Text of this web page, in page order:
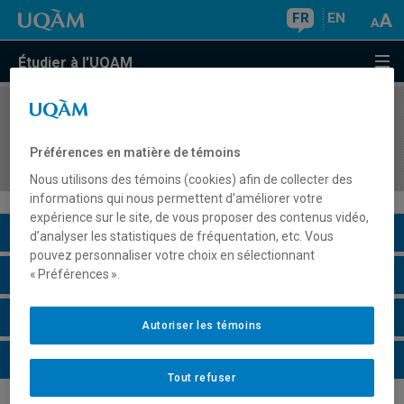
FR EN
Étudier à l'UQAM
COURS//
formation générale des adultes
Description du cours
Horaire - Été 2026
Horaire - Automne 2026
Horaire - Hiver 2027
Préférences en matière de témoins
Nous utilisons des témoins (cookies) afin de collecter des
informations qui nous permettent d’améliorer votre
expérience sur le site, de vous proposer des contenus vidéo,
d’analyser les statistiques de fréquentation, etc. Vous
pouvez personnaliser votre choix en sélectionnant
« Préférences ».
Tout refuser
Autoriser les témoins